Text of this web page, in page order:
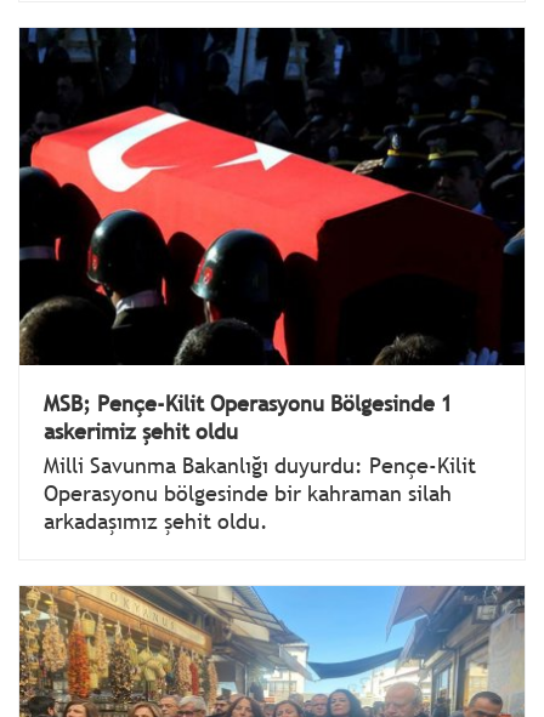
MSB; Pençe-Kilit Operasyonu Bölgesinde 1
askerimiz şehit oldu
Milli Savunma Bakanlığı duyurdu: Pençe-Kilit
Operasyonu bölgesinde bir kahraman silah
arkadaşımız şehit oldu.